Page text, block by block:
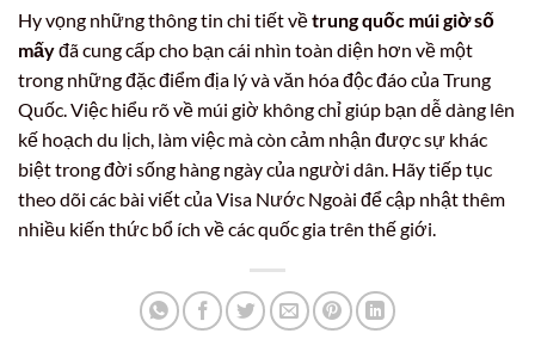
Hy vọng những thông tin chi tiết vềtrung quốc múi giờ số
mấyđã cung cấp cho bạn cái nhìn toàn diện hơn về một
trong những đặc điểm địa lý và văn hóa độc đáo của Trung
Quốc. Việc hiểu rõ về múi giờ không chỉ giúp bạn dễ dàng lên
kế hoạch du lịch, làm việc mà còn cảm nhận được sự khác
biệt trong đời sống hàng ngày của người dân. Hãy tiếp tục
theo dõi các bài viết của Visa Nước Ngoài để cập nhật thêm
nhiều kiến thức bổ ích về các quốc gia trên thế giới.